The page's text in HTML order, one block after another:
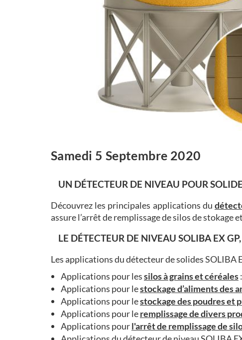
Samedi 5 Septembre 2020
UN DÉTECTEUR DE NIVEAU POUR
Découvrez les principales applications du
assure l’arrêt de remplissage de silos de stokage
LE DÉTECTEUR DE NIVEAU SOLIBA EX
Les applications du détecteur de solides SOLIBA
Applications pour lessilos à grains et céréales
Applications pour lestockage d’aliments des
Applications pour lestockage des poudres et
Applications pour leremplissage de divers
Applications pourl'arrêt de remplissage de